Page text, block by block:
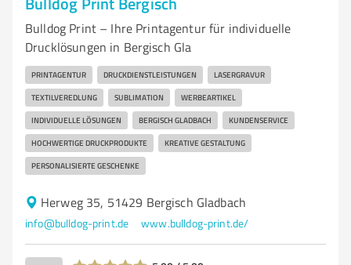
Bulldog Print – Ihre Printagentur für individuelle
Drucklösungen in Bergisch Gla
PRINTAGENTUR DRUCKDIENSTLEISTUNGEN LASERGRAVUR
TEXTILVEREDLUNG SUBLIMATION WERBEARTIKEL
INDIVIDUELLE LÖSUNGEN BERGISCH GLADBACH KUNDENSERVICE
HOCHWERTIGE DRUCKPRODUKTE KREATIVE GESTALTUNG
PERSONALISIERTE GESCHENKE
Herweg 35, 51429 Bergisch Gladbach
info@bulldog-print.de www.bulldog-print.de/